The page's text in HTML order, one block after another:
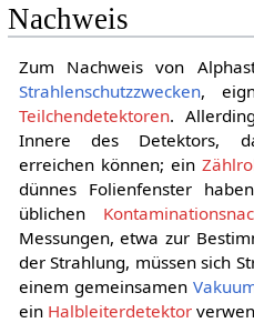
Nachweis
Zum Nachweis von
Strahlenschutzzwecken,
Teilchendetektoren.
Innere des Detektors,
erreichen können; ein
dünnes Folienfenster
üblichen
Messungen, etwa zur
der Strahlung, müssen sich
einem gemeinsamen
ein Halbleiterdetektor